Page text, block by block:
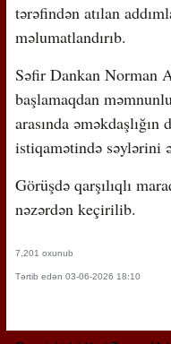
tərəfindən atılan
məlumatlandırıb.
Səfir Dankan Norman
başlamaqdan
arasında
istiqamətində səylərini
Görüşdə qarşılıqlı
nəzərdən keçirilib.
7,201 oxunub
Tərtib edən 03-06-2026 18:10